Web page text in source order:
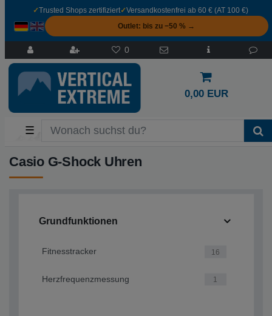
✓Trusted Shops zertifiziert✓Versandkostenfrei ab 60 € (AT 100 €)
Outlet: bis zu −50 % →
0
0,00 EUR
☰
Casio G-Shock Uhren
Grundfunktionen
Fitnesstracker 16
Herzfrequenzmessung 1